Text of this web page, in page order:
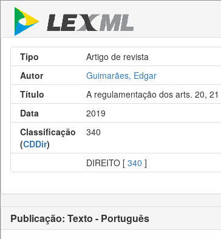
Tipo
Artigo de revista
Autor
Guimarães, Edgar
Título
A regulamentação dos arts. 20,
Data
2019
Classificação
(CDDir)
340
DIREITO [ 340 ]
Publicação: Texto - Português